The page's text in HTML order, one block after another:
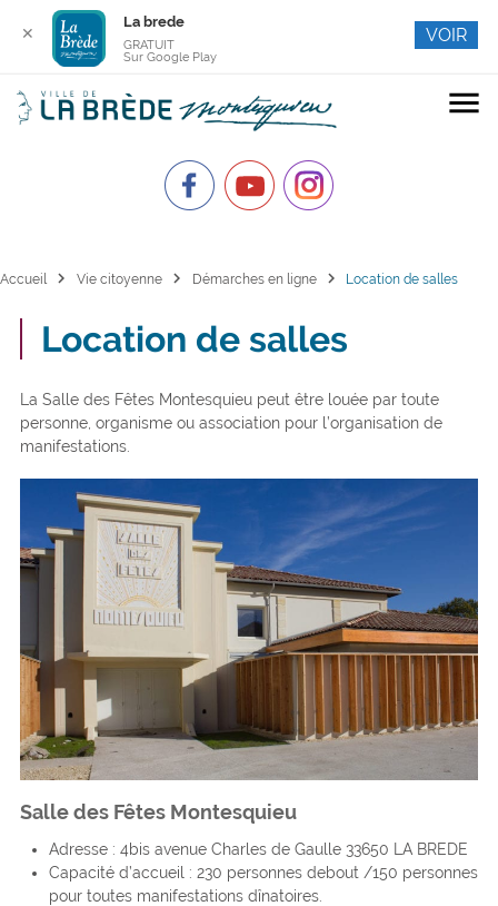
menu
Accueil chevron_right Vie citoyenne chevron_right Démarches en ligne chevron_right Location de salles
Location de salles
La Salle des Fêtes Montesquieu peut être louée par toute
personne, organisme ou association pour l’organisation de
manifestations.
Salle des Fêtes Montesquieu
Adresse : 4bis avenue Charles de Gaulle 33650 LA BREDE
Capacité d’accueil : 230 personnes debout /150 personnes
pour toutes manifestations dînatoires.
✕
La brede
GRATUIT
Sur Google Play
VOIR